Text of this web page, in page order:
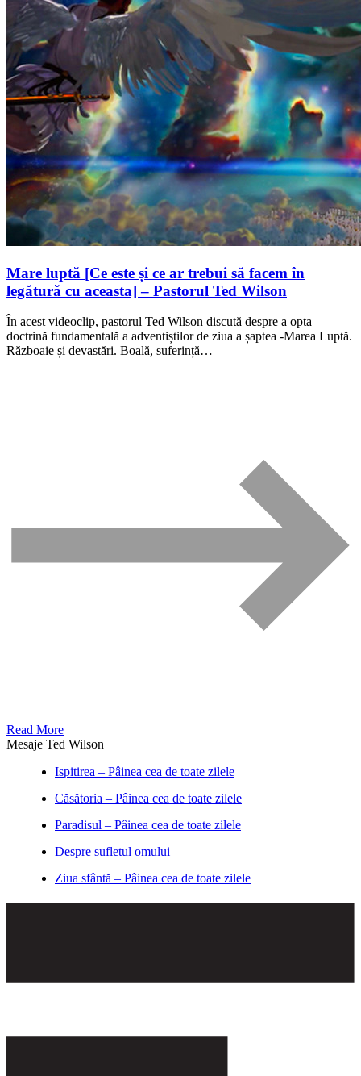
Mare luptă [Ce este și ce ar trebui să facem în
legătură cu aceasta] – Pastorul Ted Wilson
În acest videoclip, pastorul Ted Wilson discută despre a opta
doctrină fundamentală a adventiștilor de ziua a șaptea -Marea Luptă.
Războaie și devastări. Boală, suferință…
Read More
Mesaje Ted Wilson
Ispitirea – Pâinea cea de toate zilele
Căsătoria – Pâinea cea de toate zilele
Paradisul – Pâinea cea de toate zilele
Despre sufletul omului –
Ziua sfântă – Pâinea cea de toate zilele